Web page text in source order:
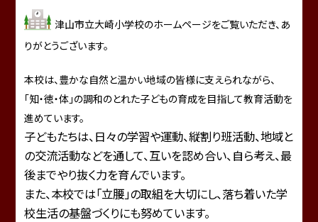
津山市立大崎小学校のホームページをご覧いただき、あ
りがとうございます。
本校は、豊かな自然と温かい地域の皆様に支えられながら、
「知・徳・体」の調和のとれた子どもの育成を目指して教育活動を
進めています。
子どもたちは、日々の学習や運動、縦割り班活動、地域と
の交流活動などを通して、互いを認め合い、自ら考え、最
後までやり抜く力を育んでいます。
また、本校では「立腰」の取組を大切にし、落ち着いた学
校生活の基盤づくりにも努めています。